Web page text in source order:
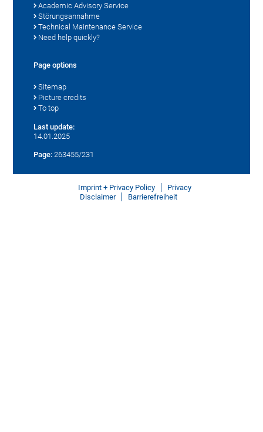
Academic Advisory Service
Störungsannahme
Technical Maintenance Service
Need help quickly?
Page options
Sitemap
Picture credits
To top
Last update:
14.01.2025
Page: 263455/231
Imprint + Privacy Policy
Privacy
Disclaimer
Barrierefreiheit